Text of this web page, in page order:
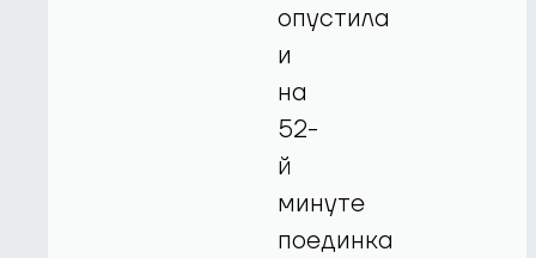
опустила
и
на
52-
й
минуте
поединка